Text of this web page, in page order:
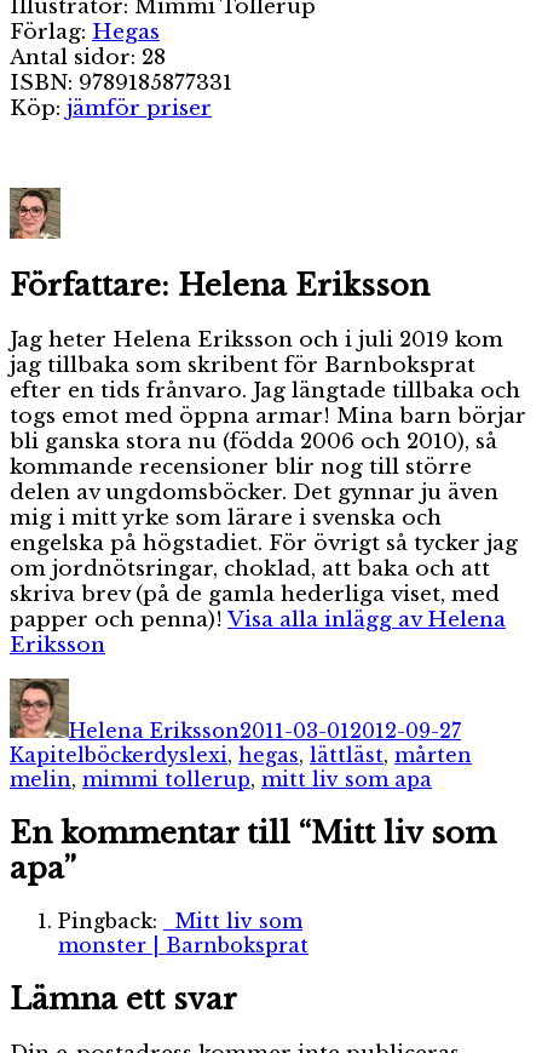
Illustratör: Mimmi Tollerup
Förlag: Hegas
Antal sidor: 28
ISBN: 9789185877331
Köp: jämför priser
Författare: Helena Eriksson
Jag heter Helena Eriksson och i juli 2019 kom
jag tillbaka som skribent för Barnboksprat
efter en tids frånvaro. Jag längtade tillbaka och
togs emot med öppna armar! Mina barn börjar
bli ganska stora nu (födda 2006 och 2010), så
kommande recensioner blir nog till större
delen av ungdomsböcker. Det gynnar ju även
mig i mitt yrke som lärare i svenska och
engelska på högstadiet. För övrigt så tycker jag
om jordnötsringar, choklad, att baka och att
skriva brev (på de gamla hederliga viset, med
papper och penna)! Visa alla inlägg av Helena
Eriksson
Författare
Helena Eriksson2011-03-01 2012-09-27
KapitelböckerEtiketter
dyslexi, hegas, lättläst, mårten
melin, mimmi tollerup, mitt liv som apa
En kommentar till “Mitt liv som
apa”
Pingback:
Mitt liv som
monster | Barnboksprat
Lämna ett svar